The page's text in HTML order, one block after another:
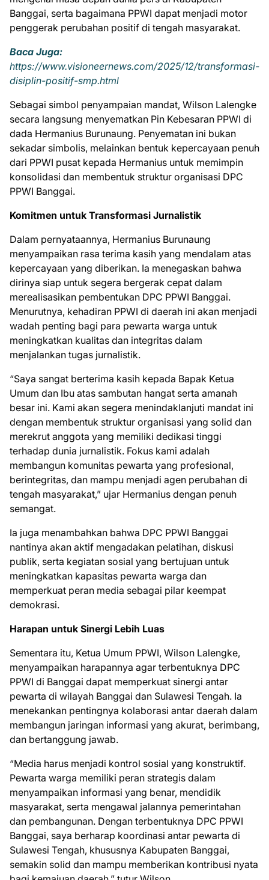
Banggai, serta bagaimana PPWI dapat menjadi motor
penggerak perubahan positif di tengah masyarakat.
Baca Juga:
https://www.visioneernews.com/2025/12/transformasi-
disiplin-positif-smp.html
Sebagai simbol penyampaian mandat, Wilson Lalengke
secara langsung menyematkan Pin Kebesaran PPWI di
dada Hermanius Burunaung. Penyematan ini bukan
sekadar simbolis, melainkan bentuk kepercayaan penuh
dari PPWI pusat kepada Hermanius untuk memimpin
konsolidasi dan membentuk struktur organisasi DPC
PPWI Banggai.
Komitmen untuk Transformasi Jurnalistik
Dalam pernyataannya, Hermanius Burunaung
menyampaikan rasa terima kasih yang mendalam atas
kepercayaan yang diberikan. Ia menegaskan bahwa
dirinya siap untuk segera bergerak cepat dalam
merealisasikan pembentukan DPC PPWI Banggai.
Menurutnya, kehadiran PPWI di daerah ini akan menjadi
wadah penting bagi para pewarta warga untuk
meningkatkan kualitas dan integritas dalam
menjalankan tugas jurnalistik.
“Saya sangat berterima kasih kepada Bapak Ketua
Umum dan Ibu atas sambutan hangat serta amanah
besar ini. Kami akan segera menindaklanjuti mandat ini
dengan membentuk struktur organisasi yang solid dan
merekrut anggota yang memiliki dedikasi tinggi
terhadap dunia jurnalistik. Fokus kami adalah
membangun komunitas pewarta yang profesional,
berintegritas, dan mampu menjadi agen perubahan di
tengah masyarakat,” ujar Hermanius dengan penuh
semangat.
Ia juga menambahkan bahwa DPC PPWI Banggai
nantinya akan aktif mengadakan pelatihan, diskusi
publik, serta kegiatan sosial yang bertujuan untuk
meningkatkan kapasitas pewarta warga dan
memperkuat peran media sebagai pilar keempat
demokrasi.
Harapan untuk Sinergi Lebih Luas
Sementara itu, Ketua Umum PPWI, Wilson Lalengke,
menyampaikan harapannya agar terbentuknya DPC
PPWI di Banggai dapat memperkuat sinergi antar
pewarta di wilayah Banggai dan Sulawesi Tengah. Ia
menekankan pentingnya kolaborasi antar daerah dalam
membangun jaringan informasi yang akurat, berimbang,
dan bertanggung jawab.
“Media harus menjadi kontrol sosial yang konstruktif.
Pewarta warga memiliki peran strategis dalam
menyampaikan informasi yang benar, mendidik
masyarakat, serta mengawal jalannya pemerintahan
dan pembangunan. Dengan terbentuknya DPC PPWI
Banggai, saya berharap koordinasi antar pewarta di
Sulawesi Tengah, khususnya Kabupaten Banggai,
semakin solid dan mampu memberikan kontribusi nyata